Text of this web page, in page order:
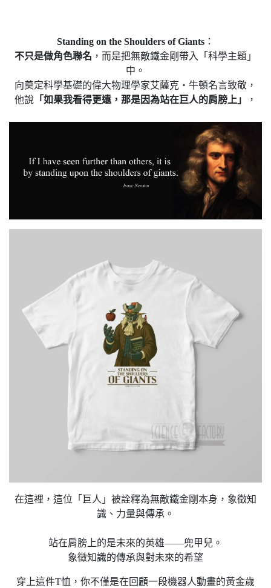
Standing on the Shoulders of Giants ：
不只是做角色聯名 ，而是把無敵鐵金剛帶入「科學主題」
中。
向奠定科學基礎的偉大物理學家艾薩克・牛頓名言致敬，
他說 「如果我看得更遠，那是因為站在巨人的肩膀上」 ，
在這裡，這位「巨人」被詮釋為無敵鐵金剛本身，象徵知
識、力量與傳承。
站在肩膀上的是未來的英雄——兜甲兒。
象徵知識的傳承與對未來的希望
穿上這件T恤，你不僅是在回顧一段機器人動畫的黃金歲